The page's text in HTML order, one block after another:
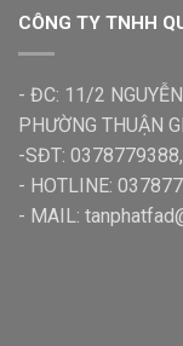
CÔNG TY TNHH
- ĐC: 11/2
PHƯỜNG THUẬN
-SĐT:
- HOTLINE:
- MAIL: